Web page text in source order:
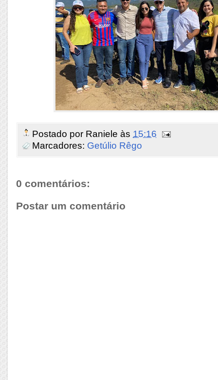
Postado por Raniele às 15:16
Marcadores: Getúlio Rêgo
0 comentários:
Postar um comentário